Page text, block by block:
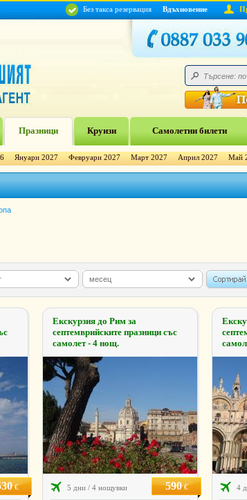
Без такса резервация Вдъхновение
Празници Круизи Самолетни билети
Януари 2027 Февруари 2027 Март 2027 Април 2027 Май
€
Екскурзия до Рим за
септемврийските празници със
самолет - 4 нощ.
5 дни / 4 нощувки 590€ 4